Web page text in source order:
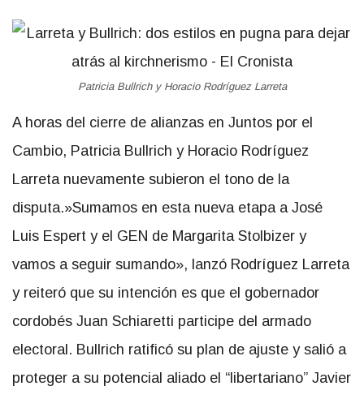
Patricia Bullrich y Horacio Rodríguez Larreta
A horas del cierre de alianzas en Juntos por el
Cambio, Patricia Bullrich y Horacio Rodríguez
Larreta nuevamente subieron el tono de la
disputa.»Sumamos en esta nueva etapa a José
Luis Espert y el GEN de Margarita Stolbizer y
vamos a seguir sumando», lanzó Rodríguez Larreta
y reiteró que su intención es que el gobernador
cordobés Juan Schiaretti participe del armado
electoral. Bullrich ratificó su plan de ajuste y salió a
proteger a su potencial aliado el “libertariano” Javier